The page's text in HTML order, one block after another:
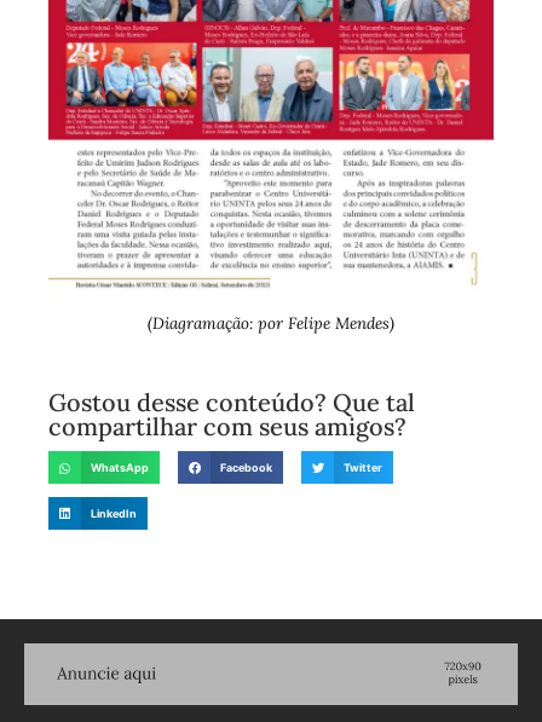
(Diagramação: por Felipe Mendes)
Gostou desse conteúdo? Que tal
compartilhar com seus amigos?
WhatsApp Facebook Twitter
LinkedIn